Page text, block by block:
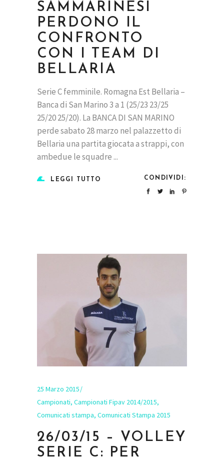
SAMMARINESI
PERDONO IL
CONFRONTO
CON I TEAM DI
BELLARIA
Serie C femminile. Romagna Est Bellaria –
Banca di San Marino 3 a 1 (25/23 23/25
25/20 25/20). La BANCA DI SAN MARINO
perde sabato 28 marzo nel palazzetto di
Bellaria una partita giocata a strappi, con
ambedue le squadre
LEGGI TUTTO CONDIVIDI:
25 Marzo 2015
Campionati, Campionati Fipav 2014/2015,
Comunicati stampa, Comunicati Stampa 2015
26/03/15 – VOLLEY
SERIE C: PER